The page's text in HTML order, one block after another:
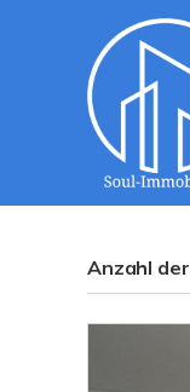
Anzahl der